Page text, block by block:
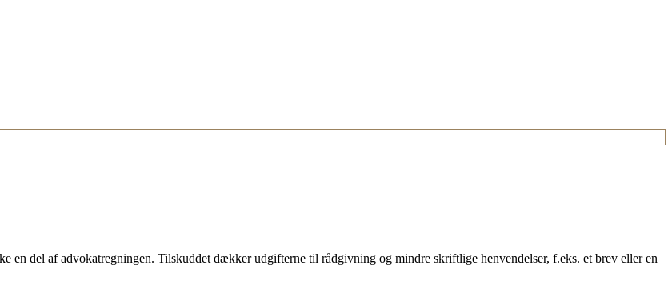
del af advokatregningen. Tilskuddet dækker udgifterne til rådgivning og mindre skriftlige henvendelser, f.eks. et brev eller en